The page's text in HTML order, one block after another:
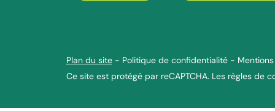
Plan du site - Politique de confidentialité -
Ce site est protégé par reCAPTCHA. Les règles de